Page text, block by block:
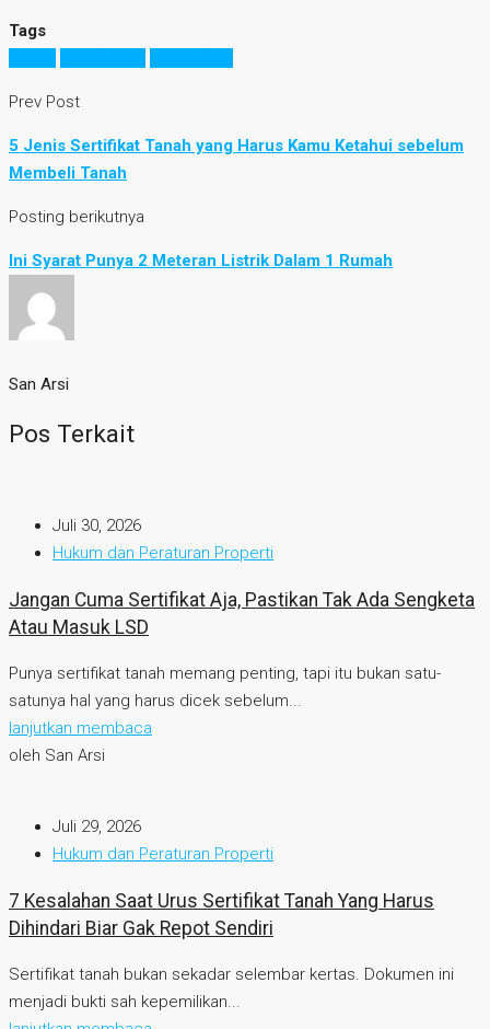
Tags
Prev Post
5 Jenis Sertifikat Tanah yang Harus Kamu Ketahui sebelum
Membeli Tanah
Posting berikutnya
Ini Syarat Punya 2 Meteran Listrik Dalam 1 Rumah
San Arsi
Pos Terkait
Juli 30, 2026
Hukum dan Peraturan Properti
Jangan Cuma Sertifikat Aja, Pastikan Tak Ada Sengketa
Atau Masuk LSD
Punya sertifikat tanah memang penting, tapi itu bukan satu-
satunya hal yang harus dicek sebelum...
lanjutkan membaca
oleh San Arsi
Juli 29, 2026
Hukum dan Peraturan Properti
7 Kesalahan Saat Urus Sertifikat Tanah Yang Harus
Dihindari Biar Gak Repot Sendiri
Sertifikat tanah bukan sekadar selembar kertas. Dokumen ini
menjadi bukti sah kepemilikan...